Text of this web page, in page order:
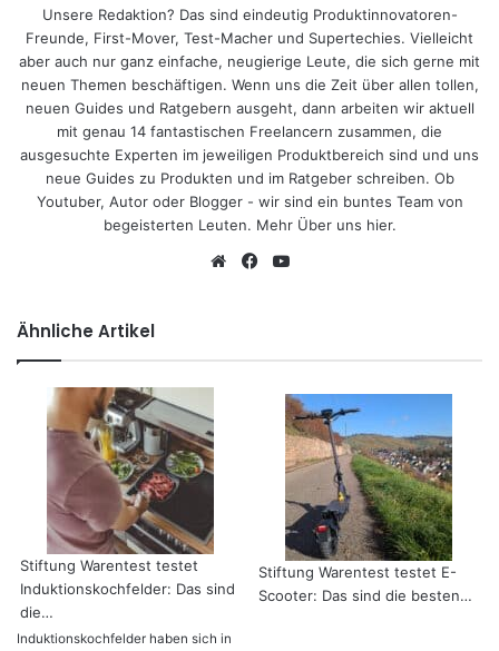
Unsere Redaktion? Das sind eindeutig Produktinnovatoren-
Freunde, First-Mover, Test-Macher und Supertechies. Vielleicht
aber auch nur ganz einfache, neugierige Leute, die sich gerne mit
neuen Themen beschäftigen. Wenn uns die Zeit über allen tollen,
neuen Guides und Ratgebern ausgeht, dann arbeiten wir aktuell
mit genau 14 fantastischen Freelancern zusammen, die
ausgesuchte Experten im jeweiligen Produktbereich sind und uns
neue Guides zu Produkten und im Ratgeber schreiben. Ob
Youtuber, Autor oder Blogger - wir sind ein buntes Team von
begeisterten Leuten. Mehr Über uns hier.
We
Fa
Ähnliche Artikel
Stiftung Warentest testet
Induktionskochfelder: Das sind
die…
Induktionskochfelder haben sich in
Stiftung Warentest testet E-
Scooter: Das sind die besten…